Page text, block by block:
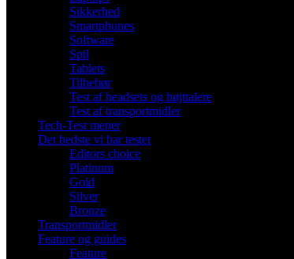
Sikkerhed
Smartphones
Software
Spil
Tablets
Tilbehør
Test af headsets og højttalere
Test af transportmidler
Tech-Test mener
Det bedste vi har testet
Editors choice
Platinum
Gold
Silver
Bronze
Transportmidler
Feature og guides
Feature